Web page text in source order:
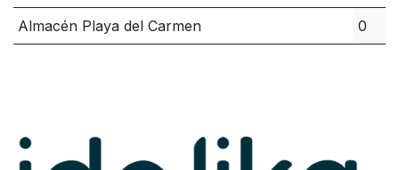
Almacén Playa del Carmen 0